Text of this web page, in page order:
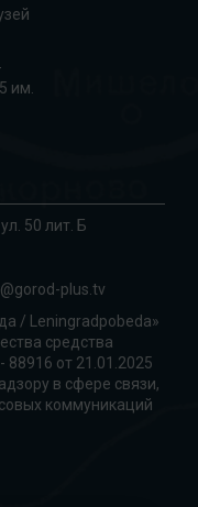
им.
50 лит. Б
plus.tv
/ Leningradpobeda»
средства
от 21.01.2025
в сфере связи,
коммуникаций